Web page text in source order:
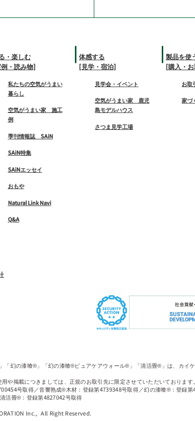
・楽しむ
・読み物]
私たちの空気がうまい
暮らし
空気がうまい家 施工
例
季刊情報誌 SAiN
SAiN特集
SAiNエッセイ
おもや
Natural Link Navi
Q&A
体感する
[見学・宿泊]
見学会・イベント
空気がうまい家 鹿児
島モデルハウス
さつま見学工場
製品を使
[購入・
お取
家づ
「幻の漆喰®」「幻の漆喰®ピュアケアウォール®」「清活畳®」は、カイ
や掲載につきましては、正規のお取引先に限定させていただいております。
号取得／音響熟成®木材：登録第4739348号取得／幻の漆喰®：登録
活畳®：登録第4827042号取得
Inc., All Right Reserved.